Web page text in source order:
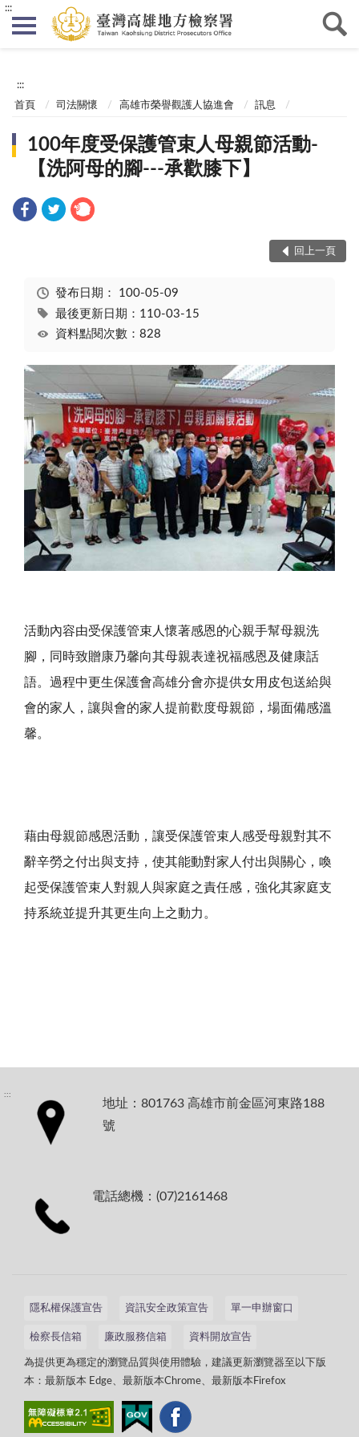
:::
:::
首頁 司法關懷 高雄市榮譽觀護人協進會 訊息
100年度受保護管束人母親節活動-
【洗阿母的腳---承歡膝下】
回上一頁
發布日期： 100-05-09
最後更新日期：110-03-15
資料點閱次數：828
活動內容由受保護管束人懷著感恩的心親手幫母親洗
腳，同時致贈康乃馨向其母親表達祝福感恩及健康話
語。過程中更生保護會高雄分會亦提供女用皮包送給與
會的家人，讓與會的家人提前歡度母親節，場面備感溫
馨。
藉由母親節感恩活動，讓受保護管束人感受母親對其不
辭辛勞之付出與支持，使其能動對家人付出與關心，喚
起受保護管束人對親人與家庭之責任感，強化其家庭支
持系統並提升其更生向上之動力。
:::
地址：801763 高雄市前金區河東路188
號
電話總機：(07)2161468
隱私權保護宣告 資訊安全政策宣告 單一申辦窗口
檢察長信箱 廉政服務信箱 資料開放宣告
為提供更為穩定的瀏覽品質與使用體驗，建議更新瀏覽器至以下版
本：最新版本 Edge、最新版本Chrome、最新版本Firefox